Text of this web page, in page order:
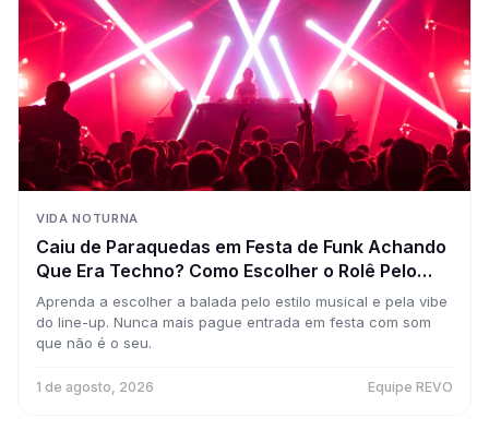
VIDA NOTURNA
Caiu de Paraquedas em Festa de Funk Achando
Que Era Techno? Como Escolher o Rolê Pelo
Som e Nunca Mais Errar a Pista
Aprenda a escolher a balada pelo estilo musical e pela vibe
do line-up. Nunca mais pague entrada em festa com som
que não é o seu.
1 de agosto, 2026 Equipe REVO